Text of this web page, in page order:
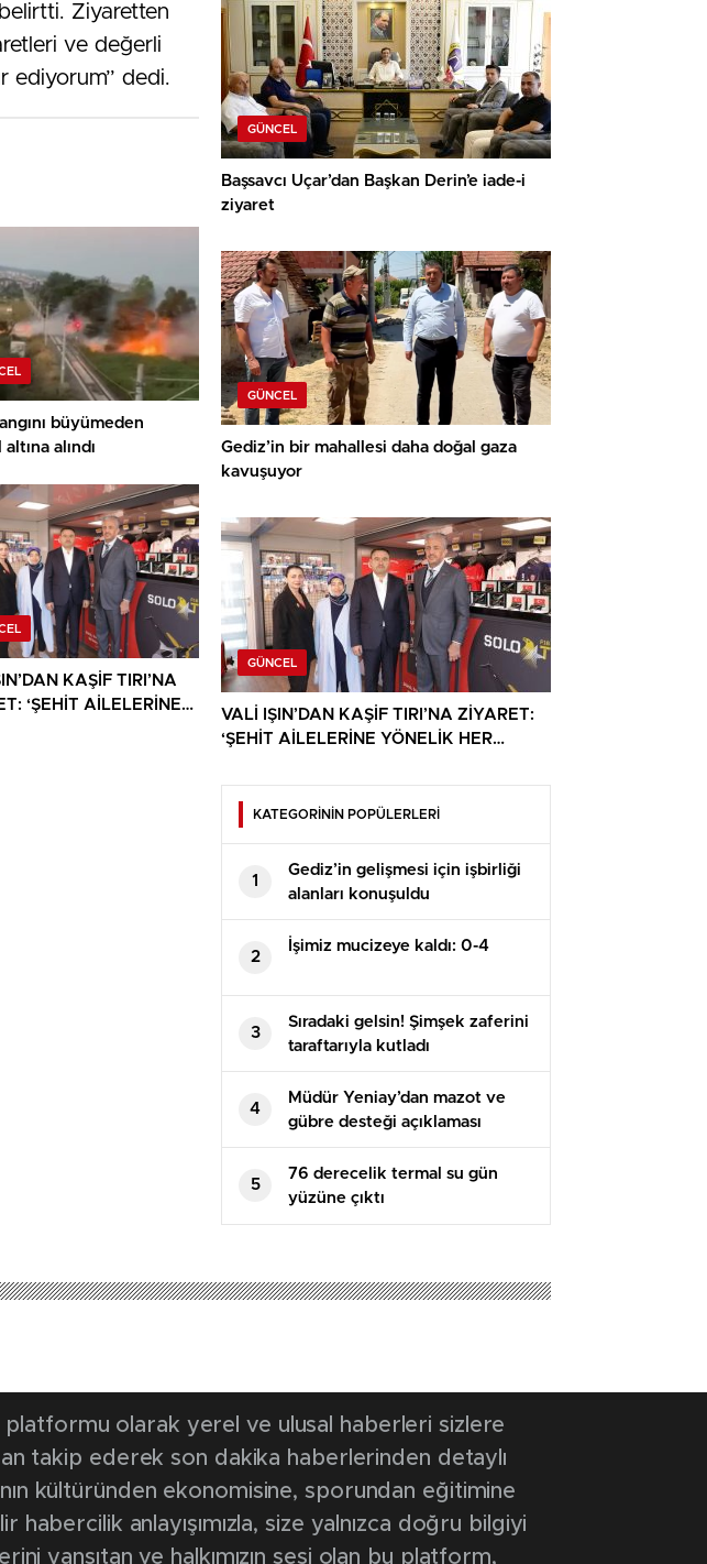
Ziyaretten
ve değerli
ediyorum” dedi.
büyümeden
alındı
KAŞİF TIRI’NA
‘ŞEHİT AİLELERİNE
GÜNCEL
Başsavcı Uçar’dan Başkan Derin’e iade-i
ziyaret
GÜNCEL
Gediz’in bir mahallesi daha doğal gaza
kavuşuyor
GÜNCEL
VALİ IŞIN’DAN KAŞİF TIRI’NA ZİYARET:
‘ŞEHİT AİLELERİNE YÖNELİK HER
KATEGORİNİN POPÜLERLERİ
1
Gediz’in gelişmesi için işbirliği
alanları konuşuldu
2
İşimiz mucizeye kaldı: 0-4
3
Sıradaki gelsin! Şimşek zaferini
taraftarıyla kutladı
4
Müdür Yeniay’dan mazot ve
gübre desteği açıklaması
5
76 derecelik termal su gün
yüzüne çıktı
Hazırlık Ebe